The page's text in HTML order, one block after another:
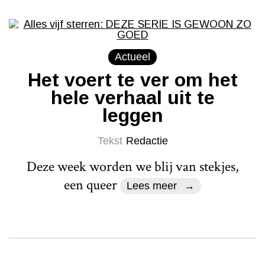
Actueel
Het voert te ver om het
hele verhaal uit te
leggen
Tekst Redactie
Deze week worden we blij van stekjes,
een queer
Lees meer